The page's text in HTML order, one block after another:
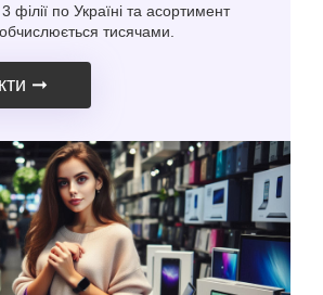
філії по Україні та асортимент
тисячами.
➞